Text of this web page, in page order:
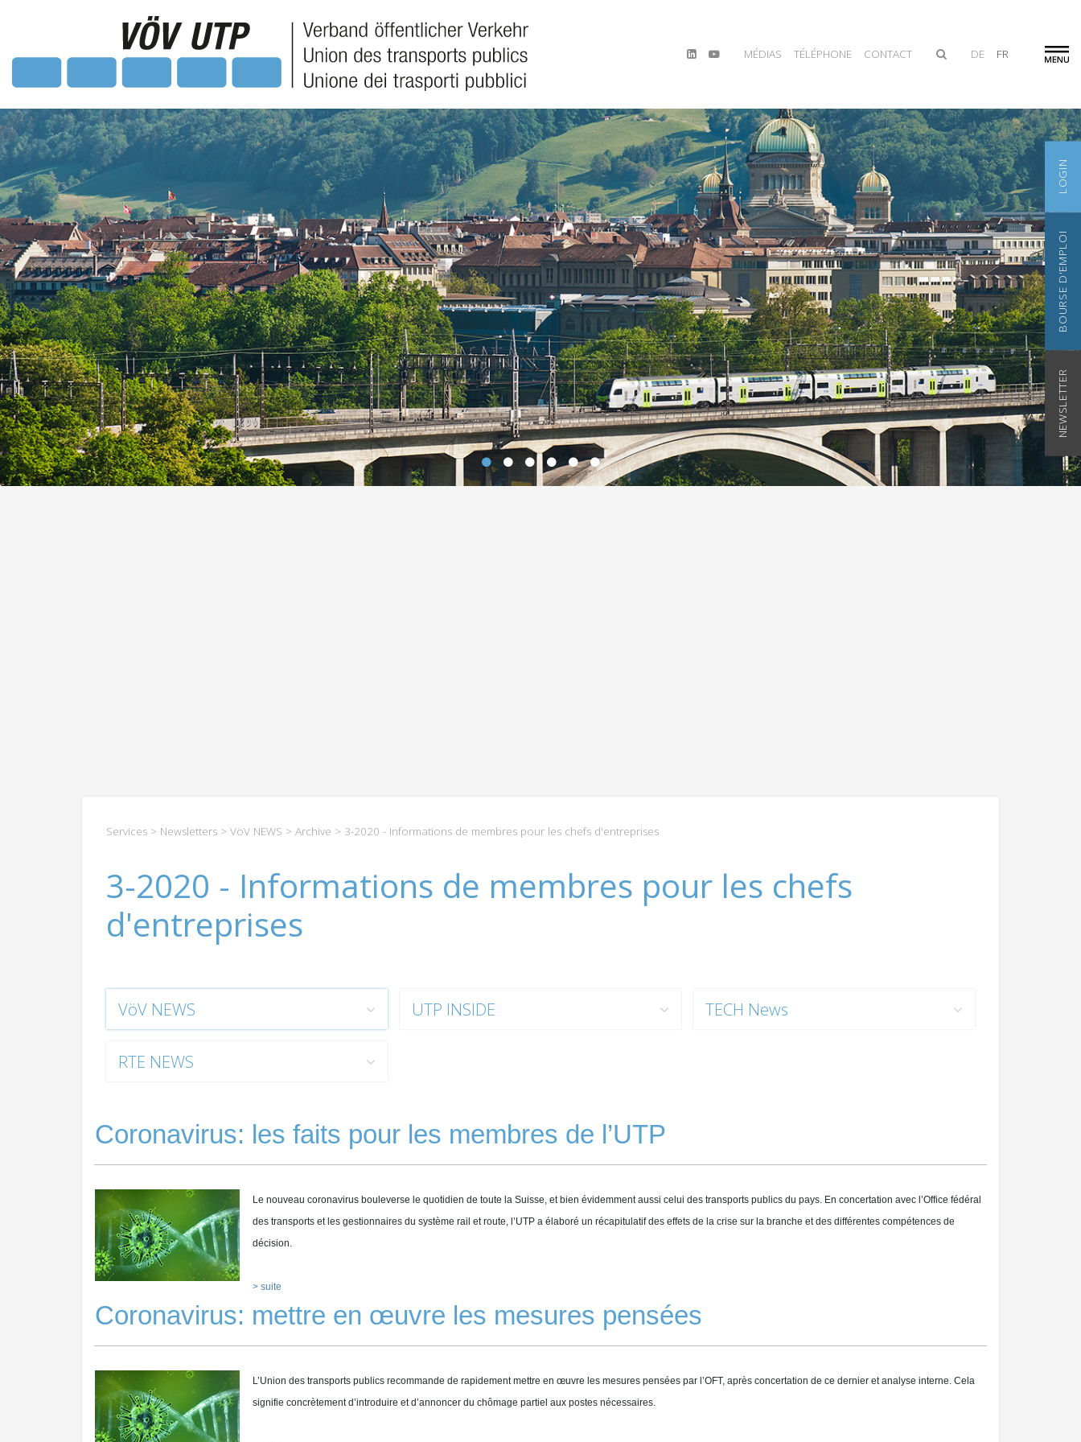
MÉDIAS TÉLÉPHONE CONTACT DE FR
LOGIN
BOURSE D'EMPLOI
NEWSLETTER
Services > Newsletters > VöV NEWS > Archive > 3-2020 - Informations de membres pour les chefs d'entreprises
3-2020 - Informations de membres pour les chefs
d'entreprises
VöV NEWS UTP INSIDE TECH News
RTE NEWS
Coronavirus: les faits pour les membres de l’UTP
Le nouveau coronavirus bouleverse le quotidien de toute la Suisse, et bien évidemment aussi celui des transports publics du pays. En concertation avec l’Office fédéral
des transports et les gestionnaires du système rail et route, l’UTP a élaboré un récapitulatif des effets de la crise sur la branche et des différentes compétences de
décision.
> suite
Coronavirus: mettre en œuvre les mesures pensées
L’Union des transports publics recommande de rapidement mettre en œuvre les mesures pensées par l’OFT, après concertation de ce dernier et analyse interne. Cela
signifie concrètement d’introduire et d’annoncer du chômage partiel aux postes nécessaires.